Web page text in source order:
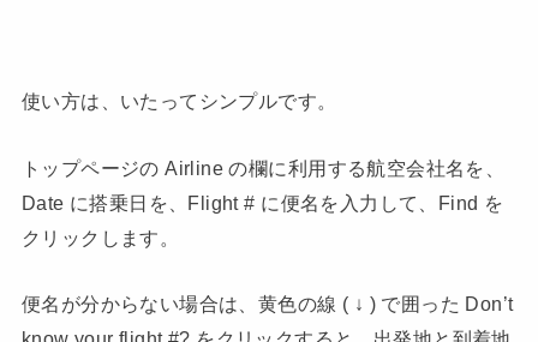
使い方は、いたってシンプルです。
トップページの Airline の欄に利用する航空会社名を、
Date に搭乗日を、Flight # に便名を入力して、Find を
クリックします。
便名が分からない場合は、黄色の線 ( ↓ ) で囲った Don’t